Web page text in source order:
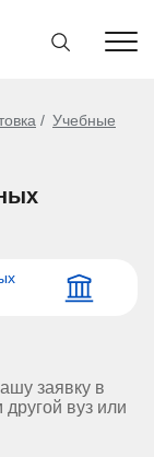
Учебные
заявку в
вуз или